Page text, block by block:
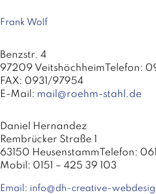
Frank Wolf
Benzstr. 4
97209 VeitshöchheimTelefon:
FAX: 0931/97954
E-Mail: mail@roehm-stahl.de
Daniel Hernandez
Rembrücker Straße 1
63150 HeusenstammTelefon:
Mobil: 0151 – 425 39 103
Email: info@dh-creative-